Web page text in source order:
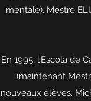
mentale). Mestre
En 1995, l’Escola de
(maintenant
nouveaux élèves.